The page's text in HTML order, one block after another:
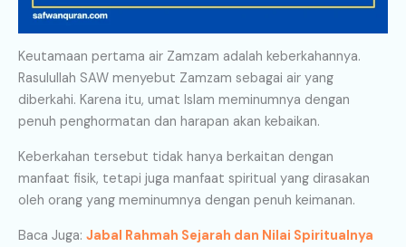
Keutamaan pertama air Zamzam adalah keberkahannya.
Rasulullah SAW menyebut Zamzam sebagai air yang
diberkahi. Karena itu, umat Islam meminumnya dengan
penuh penghormatan dan harapan akan kebaikan.
Keberkahan tersebut tidak hanya berkaitan dengan
manfaat fisik, tetapi juga manfaat spiritual yang dirasakan
oleh orang yang meminumnya dengan penuh keimanan.
Baca Juga: Jabal Rahmah Sejarah dan Nilai Spiritualnya